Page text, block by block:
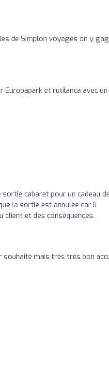
de Simplon voyages on y
et rutilanca avec un
cabaret pour un cadeau
la sortie est annulée car il
et des conséquences.
souhaité mais très très bon